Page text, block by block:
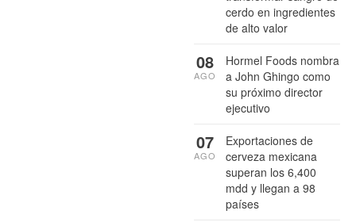
cerdo en ingredientes
de alto valor
Hormel Foods nombra
a John Ghingo como
su próximo director
ejecutivo
08
AGO
Exportaciones de
cerveza mexicana
superan los 6,400
mdd y llegan a 98
países
07
AGO